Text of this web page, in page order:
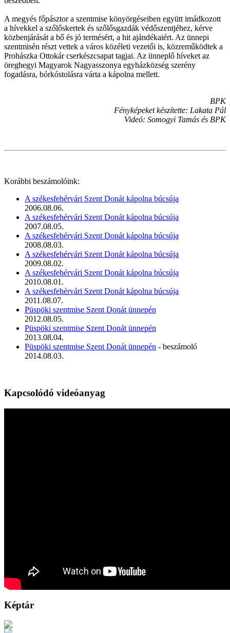
A megyés főpásztor a szentmise könyörgéseiben együtt imádkozott
a hívekkel a szőlőskertek és szőlősgazdák védőszentjéhez, kérve
közbenjárását a bő és jó termésért, a hit ajándékaiért. Az ünnepi
szentmisén részt vettek a város közéleti vezetői is, közreműködtek a
Prohászka Ottokár cserkészcsapat tagjai. Az ünneplő híveket az
öreghegyi Magyarok Nagyasszonya egyházközség szerény
fogadásra, bórkóstolásra várta a kápolna mellett.
BPK
Fényképeket készítette: Lakata Pál
Videó: Somogyi Tamás és BPK
Korábbi beszámolóink:
A székesfehérvári Szent Donát kápolna búcsúja
2006.08.06.
A székesfehérvári Szent Donát kápolna búcsúja
2007.08.05.
A székesfehérvári Szent Donát kápolna búcsúja
2008.08.03.
A székesfehérvári Szent Donát kápolna búcsúja
2009.08.02.
A székesfehérvári Szent Donát kápolna búcsúja
2010.08.01.
A székesfehérvári Szent Donát kápolna búcsúja
2011.08.07.
Püspöki szentmise Szent Donát ünnepén
2012.08.05.
Püspöki szentmise Szent Donát ünnepén
2013.08.04.
Püspöki szentmise Szent Donát ünnepén - beszámoló
2014.08.03.
Kapcsolódó videóanyag
Képtár